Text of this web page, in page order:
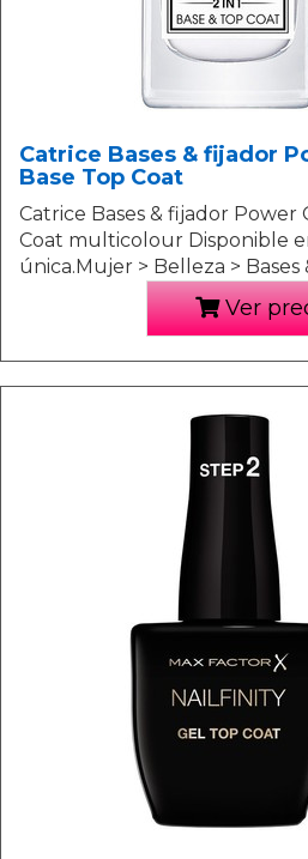
Catrice Bases & fijador
Base Top Coat
Catrice Bases & fijador Power
Coat multicolour Disponible
única.Mujer > Belleza > Bases
Ver